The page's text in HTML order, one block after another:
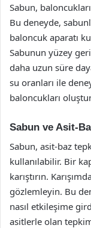
Sabun,
Bu deneyde,
baloncuk aparatı
Sabunun yüzey
daha uzun süre
su oranları ile
baloncukları
Sabun ve Asit-
Sabun, asit-baz
kullanılabilir. Bir
karıştırın.
gözlemleyin. Bu
nasıl etkileşime
asitlerle olan